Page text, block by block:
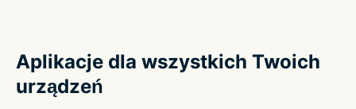
Aplikacje dla wszystkich Twoich
urządzeń